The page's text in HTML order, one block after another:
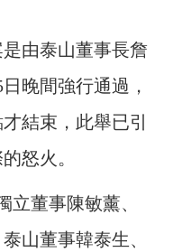
由泰山董事長詹
晚間強行通過，
結束，此舉已引
怒火。
立董事陳敏薰、
山董事韓泰生、